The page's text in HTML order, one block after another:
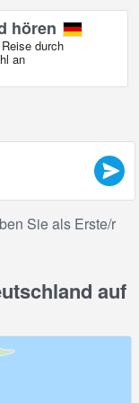
hören
durch
an
Sie als Erste/r
auf